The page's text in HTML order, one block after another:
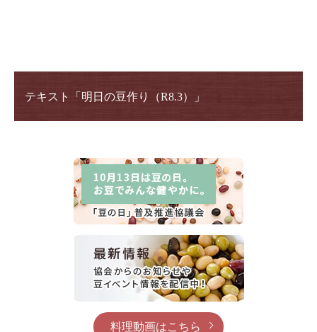
テキスト「明日の豆作り（R8.3）」
料理動画はこちら